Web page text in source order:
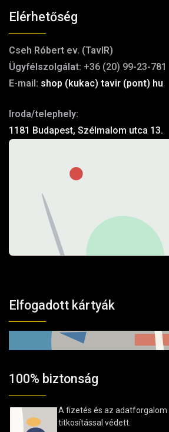
Elérhetőség
Cseh Róbert ev. (TavIR)
Ügyfélszolgálat: +36 (20) 99-23-781
E-mail: shop (kukac) tavir (pont) hu
Iroda/telephely:
1181 Budapest, Szélmalom utca 13.
Elfogadott kártyák
100% biztonság
A fizetés és az adatforgalom
titkosítással védett.